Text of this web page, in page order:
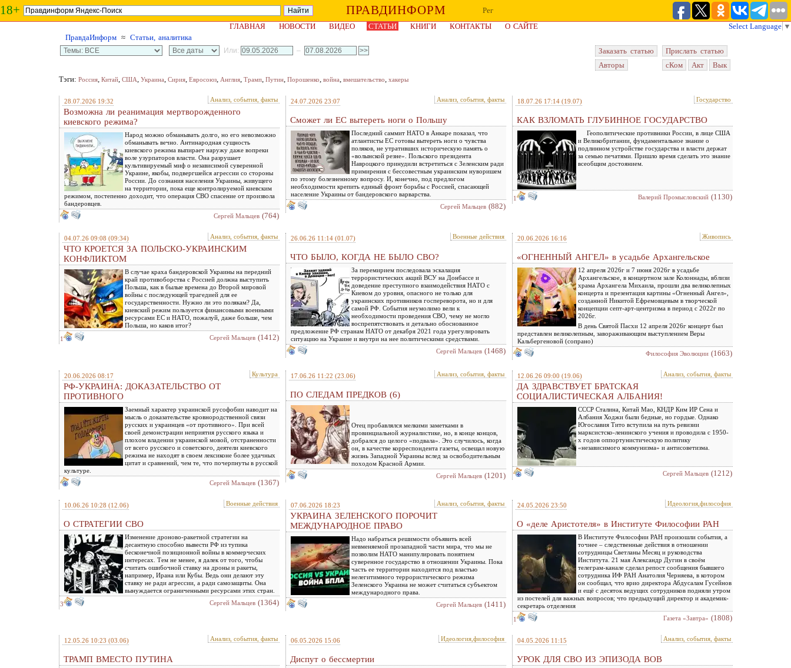
18+ ПРАВДИНФОРМ
Рег
ГЛАВНАЯ
НОВОСТИ ВИДЕО СТАТЬИ КНИГИ КОНТАКТЫ О САЙТЕ Select Language ▼
ПравдаИнформ ≈ Статьи, аналитика
Или: – Заказать статью
Прислать статью
Авторы
сКом Акт
Вык
Тэги: Россия, Китай, США, Украина, Сирия, Евросоюз, Англия, Трамп, Путин, Порошенко, война, вмешательство, хакеры
28.07.2026 19:32 Анализ, события, факты
Возможна ли реанимация мертворожденного
киевского режима?
Народ можно обманывать долго, но его невозможно
обманывать вечно. Антинародная сущность
киевского режима выпирает наружу даже вопреки
воле узурпаторов власти. Она разрушает
культивируемый миф о независимой суверенной
Украине, якобы, подвергшейся агрессии со стороны
России. До сознания населения Украины, живущего
на территории, пока еще контролируемой киевским
режимом, постепенно доходит, что операция СВО спасение от произвола
бандеровцев.
Сергей Мальцев (764)
24.07.2026 23:07 Анализ, события, факты
Сможет ли ЕС вытереть ноги о Польшу
Последний саммит НАТО в Анкаре показал, что
атлантисты ЕС готовы вытереть ноги о чувства
поляков, не утративших историческую память о
«волынской резне». Польского президента
Навроцкого принудили встретиться с Зеленским ради
примирения с бессовестным украинским нуворишем
по этому болезненному вопросу. И, конечно, под предлогом
необходимости крепить единый фронт борьбы с Россией, спасающей
население Украины от бандеровского варварства.
Сергей Мальцев (882)
18.07.26 17:14 (19.07) Государство
КАК ВЗЛОМАТЬ ГЛУБИННОЕ ГОСУДАРСТВО
Геополитические противники России, в лице США
и Великобритании, фундаментальное знание о
подлинном устройстве государства и власти держат
за семью печатями. Пришло время сделать это знание
всеобщим достоянием.
1 Валерий Промысловский (1130)
04.07.26 09:08 (09:34) Анализ, события, факты
ЧТО КРОЕТСЯ ЗА ПОЛЬСКО-УКРАИНСКИМ
КОНФЛИКТОМ
В случае краха бандеровской Украины на передний
край противоборства с Россией должна выступить
Польша, как в былые времена до Второй мировой
войны с последующей трагедией для ее
государственности. Нужно ли это полякам? Да,
киевский режим пользуется финансовыми военными
ресурсами ЕС и НАТО, пожалуй, даже больше, чем
Польша, но каков итог?
1
Сергей Мальцев (1412)
26.06.26 11:14 (01.07) Военные действия
ЧТО БЫЛО, КОГДА НЕ БЫЛО СВО?
За перемирием последовала эскалация
террористических акций ВСУ на Донбассе и
доведение преступного взаимодействия НАТО с
Киевом до уровня, опасного не только для
украинских противников госпереворота, но и для
самой РФ. События неумолимо вели к
необходимости проведения СВО, чему не могло
воспрепятствовать и детально обоснованное
предложение РФ странам НАТО от декабря 2021 года урегулировать
ситуацию на Украине и внутри на нее политическими средствами.
Сергей Мальцев (1468)
20.06.2026 16:16 Живопись
«ОГНЕННЫЙ АНГЕЛ» в усадьбе Архангельское
12 апреля 2026г и 7 июня 2026г в усадьбе
Архангельское, в концертном зале Колоннады, вблизи
храма Архангела Михаила, прошли два великолепных
концерта и презентация картины «Огненный Ангел»,
созданной Никитой Ефремовцевым в творческой
концепции септ-арт-центризма в период с 2022г по
2026г.
В день Святой Пасхи 12 апреля 2026г концерт был
представлен великолепным, завораживающим выступлением Веры
Кальбергеновой (сопрано)
Философия Эволюции (1663)
20.06.2026 08:17 Культура
РФ-УКРАИНА: ДОКАЗАТЕЛЬСТВО ОТ
ПРОТИВНОГО
Заемный характер украинской русофобии наводит на
мысль о доказательстве кровнородственной связи
русских и украинцев «от противного». При всей
своей демонстрации неприятия русского языка и
плохом владении украинской мовой, отстраненности
от всего русского и советского, деятели киевского
режима не находят в своем лексиконе более удачных
цитат и сравнений, чем те, что почерпнуты в русской
культуре.
Сергей Мальцев (1367)
17.06.26 11:22 (23.06) Анализ, события, факты
ПО СЛЕДАМ ПРЕДКОВ (6)
Отец пробавлялся мелкими заметками в
провинциальной журналистике, но, в конце концов,
добрался до целого «подвала». Это случилось, когда
он, в качестве корреспондента газеты, освещал новую
жизнь Западной Украины вслед за освободительным
походом Красной Армии.
Сергей Мальцев (1201)
12.06.26 09:00 (19.06) Анализ, события, факты
ДА ЗДРАВСТВУЕТ БРАТСКАЯ
СОЦИАЛИСТИЧЕСКАЯ АЛБАНИЯ!
СССР Сталина, Китай Мао, КНДР Ким ИР Сена и
Албания Ходжи были бедные, но гордые. Однако
Югославия Тито вступила на путь ревизии
марксистско-ленинского учения и проводила с 1950-
х годов оппортунистическую политику
«независимого коммунизма» и антисоветизма.
Сергей Мальцев (1212)
10.06.26 10:28 (12.06) Военные действия
О СТРАТЕГИИ СВО
Изменение дроново-ракетной стратегии на
десантную способно вывести РФ из тупика
бесконечной позиционной войны в коммерческих
интересах. Тем не менее, я далек от того, чтобы
считать ошибочной ставку на дроны и ракеты,
например, Ирана или Кубы. Ведь они делают эту
ставку не ради агрессии, а ради самозащиты. Она
вынуждается ограниченными ресурсами этих стран.
3
Сергей Мальцев (1364)
07.06.2026 18:23 Анализ, события, факты
УКРАИНА ЗЕЛЕНСКОГО ПОРОЧИТ
МЕЖДУНАРОДНОЕ ПРАВО
Надо набраться решимости объявить всей
невменяемой прозападной части мира, что мы не
позволим НАТО манипулировать понятием
суверенное государство в отношении Украины. Пока
часть ее территории находится под властью
нелегитимного террористического режима
Зеленского Украина не может считаться субъектом
международного права.
Сергей Мальцев (1411)
24.05.2026 23:50 Идеология,философия
О «деле Аристотеля» в Институте Философии РАН
В Институте Философии РАН произошли события, а
точнее – следственные действия в отношении
сотрудницы Светланы Месяц и руководства
Института. 21 мая Александр Дугин в своём
телеграм-канале сделал репост сообщения бывшего
сотрудника ИФ РАН Анатолия Черняева, в котором
он сообщал, что врио директора Абдусалам Гусейнов
и ещё с десяток ведущих сотрудников подняли утром
из постелей для важных вопросов; что предыдущий директор и академик-
секретарь отделения
1
Газета «Завтра» (1808)
12.05.26 10:23 (03.06) Анализ, события, факты
ТРАМП ВМЕСТО ПУТИНА
06.05.2026 15:06 Идеология,философия
Диспут о бессмертии
04.05.2026 11:15 Анализ, события, факты
УРОК ДЛЯ СВО ИЗ ЭПИЗОДА ВОВ